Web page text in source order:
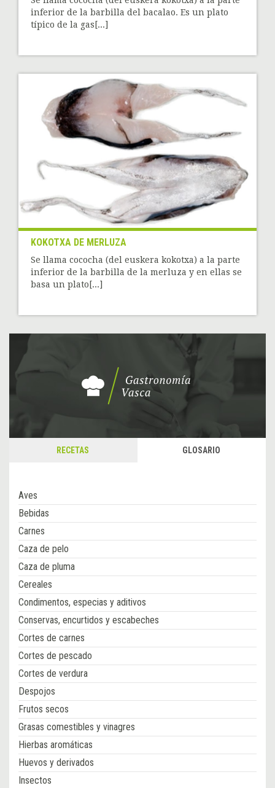
inferior de la barbilla del bacalao. Es un plato
típico de la gas[...]
KOKOTXA DE MERLUZA
Se llama cococha (del euskera kokotxa) a la parte
inferior de la barbilla de la merluza y en ellas se
basa un plato[...]
RECETAS GLOSARIO
Aves
Bebidas
Carnes
Caza de pelo
Caza de pluma
Cereales
Condimentos, especias y aditivos
Conservas, encurtidos y escabeches
Cortes de carnes
Cortes de pescado
Cortes de verdura
Despojos
Frutos secos
Grasas comestibles y vinagres
Hierbas aromáticas
Huevos y derivados
Insectos